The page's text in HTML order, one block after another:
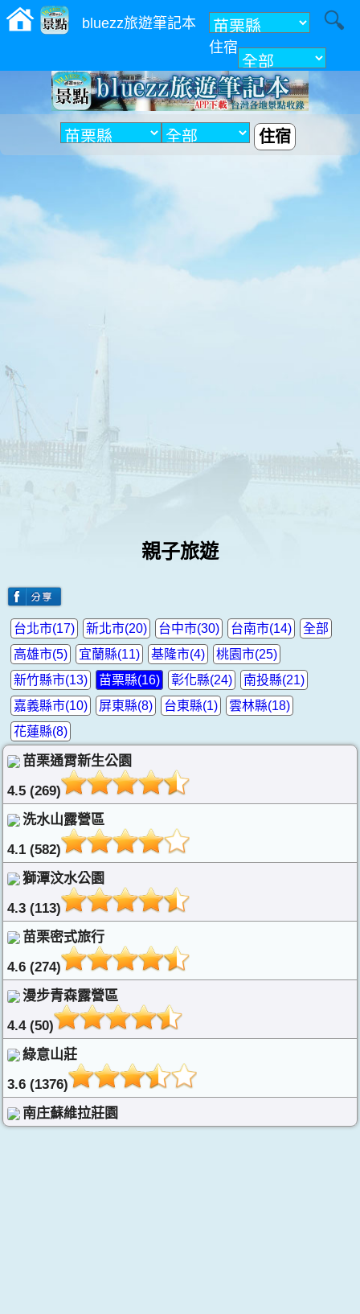
bluezz旅遊筆記本
住宿
附近
住宿
親子旅遊
全部
台北市(17) 新北市(20) 台中市(30)
台南市(14)
高雄市(5)
宜蘭縣(11) 基隆市(4)
桃園市(25)
新竹縣市(13)
苗栗縣(16) 彰化縣(24)
南投縣(21)
嘉義縣市(10)
屏東縣(8) 台東縣(1)
雲林縣(18)
花蓮縣(8)
苗栗通霄新生公園
4.5 (269)
洗水山露營區
4.1 (582)
獅潭汶水公園
4.3 (113)
苗栗密式旅行
4.6 (274)
漫步青森露營區
4.4 (50)
綠意山莊
3.6 (1376)
南庄蘇維拉莊園